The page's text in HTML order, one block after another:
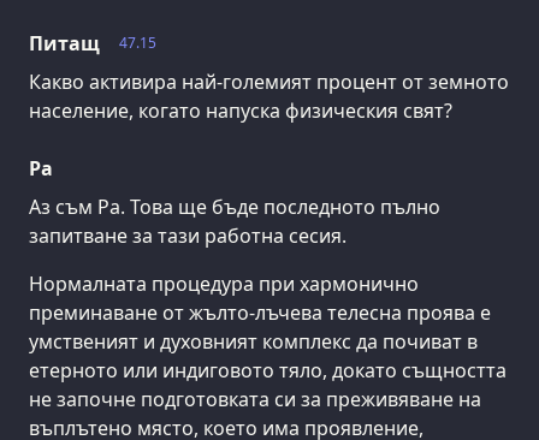
47.15
Питащ
Какво активира най-големият процент от земното
население, когато напуска физическия свят?
Ра
Аз съм Ра. Това ще бъде последното пълно
запитване за тази работна сесия.
Нормалната процедура при хармонично
преминаване от жълто-лъчева телесна проява е
умственият и духовният комплекс да почиват в
етерното или индиговото тяло, докато същността
не започне подготовката си за преживяване на
въплътено място, което има проявление,